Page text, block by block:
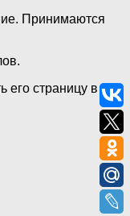
Принимаются
его страницу в